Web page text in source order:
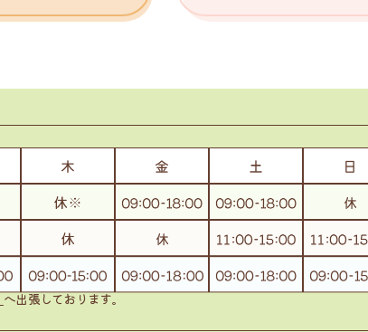
へ出張しております。